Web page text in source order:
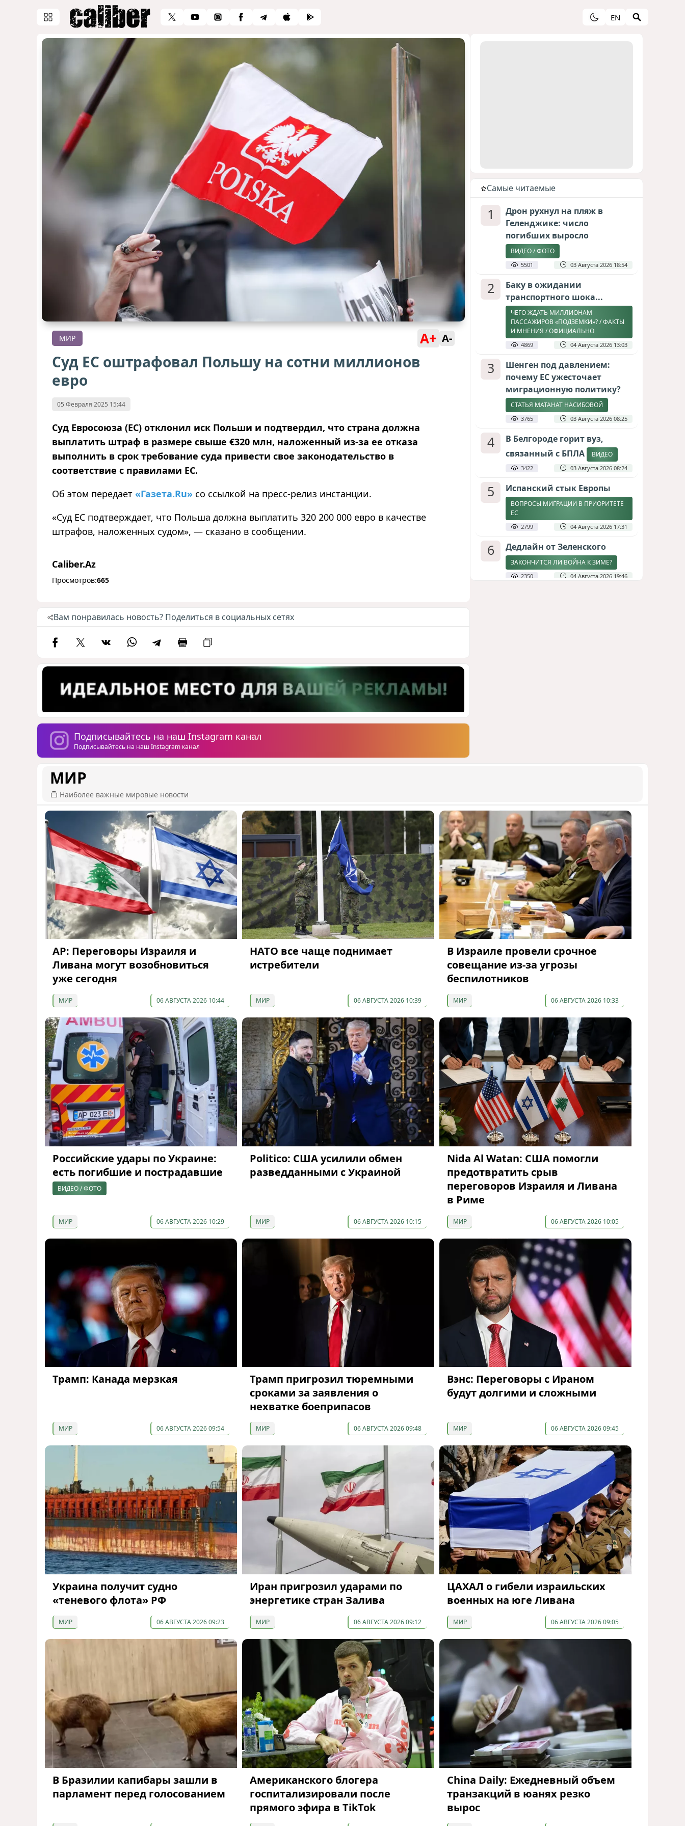
EN
МИР A+ A-
Суд ЕС оштрафовал Польшу на сотни миллионов
евро
05 Февраля 2025 15:44
Суд Евросоюза (ЕС) отклонил иск Польши и подтвердил, что страна должна
выплатить штраф в размере свыше €320 млн, наложенный из-за ее отказа
выполнить в срок требование суда привести свое законодательство в
соответствие с правилами ЕС.
Об этом передает «Газета.Ru» со ссылкой на пресс-релиз инстанции.
«Суд ЕС подтверждает, что Польша должна выплатить 320 200 000 евро в качестве
штрафов, наложенных судом», — сказано в сообщении.
Caliber.Az
Просмотров:665
Вам понравилась новость? Поделиться в социальных сетях
Подписывайтесь на наш Instagram канал
Подписывайтесь на наш Instagram канал
Cамые читаемые
1
Дрон рухнул на пляж в
Геленджике: число
погибших выросло
ВИДЕО / ФОТО
5501 03 Августа 2026 18:54
2
Баку в ожидании
транспортного шока...
ЧЕГО ЖДАТЬ МИЛЛИОНАМ
ПАССАЖИРОВ «ПОДЗЕМКИ»? / ФАКТЫ
И МНЕНИЯ / ОФИЦИАЛЬНО
4869 04 Августа 2026 13:03
3
Шенген под давлением:
почему ЕС ужесточает
миграционную политику?
СТАТЬЯ МАТАНАТ НАСИБОВОЙ
3765 03 Августа 2026 08:25
4
В Белгороде горит вуз,
связанный с БПЛА
ВИДЕО
3422 03 Августа 2026 08:24
5 Испанский стык Европы
ВОПРОСЫ МИГРАЦИИ В ПРИОРИТЕТЕ
ЕС
2799 04 Августа 2026 17:31
6 Дедлайн от Зеленского
ЗАКОНЧИТСЯ ЛИ ВОЙНА К ЗИМЕ?
2350 04 Августа 2026 19:46
10
Россия продвигается,
проблемы Украины
нарастают
ПОЧЕМУ ИЮЛЬСКИЕ ИТОГИ НЕ ДАЮТ
КИЕВУ ПОВОДОВ ДЛЯ ОПТИМИЗМА?
1772 03 Августа 2026 12:30
МИР
Наиболее важные мировые новости
AP: Переговоры Израиля и
Ливана могут возобновиться
уже сегодня
МИР 06 АВГУСТА 2026 10:44
НАТО все чаще поднимает
истребители
МИР 06 АВГУСТА 2026 10:39
В Израиле провели срочное
совещание из-за угрозы
беспилотников
МИР 06 АВГУСТА 2026 10:33
Российские удары по Украине:
есть погибшие и пострадавшие
ВИДЕО / ФОТО
МИР 06 АВГУСТА 2026 10:29
Politico: США усилили обмен
разведданными с Украиной
МИР 06 АВГУСТА 2026 10:15
Nida Al Watan: США помогли
предотвратить срыв
переговоров Израиля и Ливана
в Риме
МИР 06 АВГУСТА 2026 10:05
Трамп: Канада мерзкая
МИР 06 АВГУСТА 2026 09:54
Трамп пригрозил тюремными
сроками за заявления о
нехватке боеприпасов
МИР 06 АВГУСТА 2026 09:48
Вэнс: Переговоры с Ираном
будут долгими и сложными
МИР 06 АВГУСТА 2026 09:45
Украина получит судно
«теневого флота» РФ
МИР 06 АВГУСТА 2026 09:23
Иран пригрозил ударами по
энергетике стран Залива
МИР 06 АВГУСТА 2026 09:12
ЦАХАЛ о гибели израильских
военных на юге Ливана
МИР 06 АВГУСТА 2026 09:05
В Бразилии капибары зашли в
парламент перед голосованием
Американского блогера
госпитализировали после
прямого эфира в TikTok
China Daily: Ежедневный объем
транзакций в юанях резко
вырос